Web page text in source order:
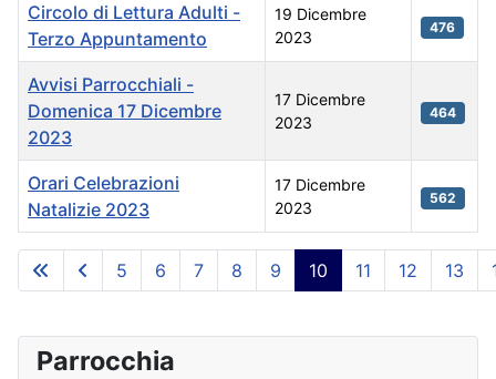
Articoli
Circolo di Lettura Adulti -
Terzo Appuntamento
19 Dicembre
2023
476
Avvisi Parrocchiali -
Domenica 17 Dicembre
2023
17 Dicembre
2023
464
Orari Celebrazioni
Natalizie 2023
17 Dicembre
2023
562
Pagina 10 di 21
5 6 7 8 9 10 11 12 13
Parrocchia